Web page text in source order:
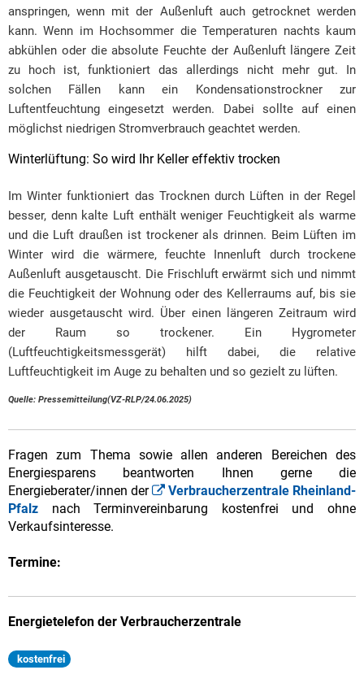
anspringen, wenn mit der Außenluft auch getrocknet werden
kann. Wenn im Hochsommer die Temperaturen nachts kaum
abkühlen oder die absolute Feuchte der Außenluft längere Zeit
zu hoch ist, funktioniert das allerdings nicht mehr gut. In
solchen Fällen kann ein Kondensationstrockner zur
Luftentfeuchtung eingesetzt werden. Dabei sollte auf einen
möglichst niedrigen Stromverbrauch geachtet werden.
Winterlüftung: So wird Ihr Keller effektiv trocken
Im Winter funktioniert das Trocknen durch Lüften in der Regel
besser, denn kalte Luft enthält weniger Feuchtigkeit als warme
und die Luft draußen ist trockener als drinnen. Beim Lüften im
Winter wird die wärmere, feuchte Innenluft durch trockene
Außenluft ausgetauscht. Die Frischluft erwärmt sich und nimmt
die Feuchtigkeit der Wohnung oder des Kellerraums auf, bis sie
wieder ausgetauscht wird. Über einen längeren Zeitraum wird
der Raum so trockener. Ein Hygrometer
(Luftfeuchtigkeitsmessgerät) hilft dabei, die relative
Luftfeuchtigkeit im Auge zu behalten und so gezielt zu lüften.
Quelle: Pressemitteilung(VZ-RLP/24.06.2025)
Fragen zum Thema sowie allen anderen Bereichen des
Energiesparens beantworten Ihnen gerne die
Energieberater/innen der
Verbraucherzentrale Rheinland-
Pfalz nach Terminvereinbarung kostenfrei und ohne
Verkaufsinteresse.
Termine:
Energietelefon der Verbraucherzentrale
kostenfrei